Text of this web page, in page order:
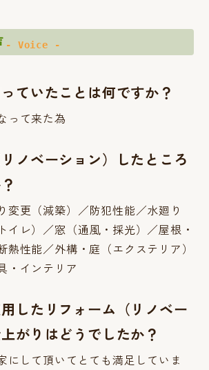
- Voice -
ていたことは何ですか？
って来た為
ノベーション）したところ
変更（減築）／防犯性能／水廻り
イレ）／窓（通風・採光）／屋根・
熱性能／外構・庭（エクステリア）
・インテリア
したリフォーム（リノベー
がりはどうでしたか？
にして頂いてとても満足していま